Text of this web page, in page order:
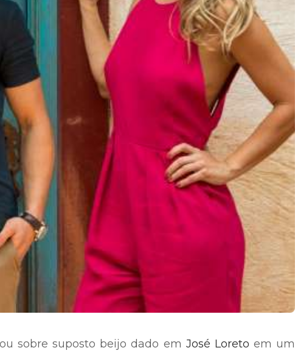
sobre suposto beijo dado em José Loreto em um